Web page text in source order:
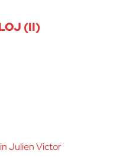
(II)
Julien Victor